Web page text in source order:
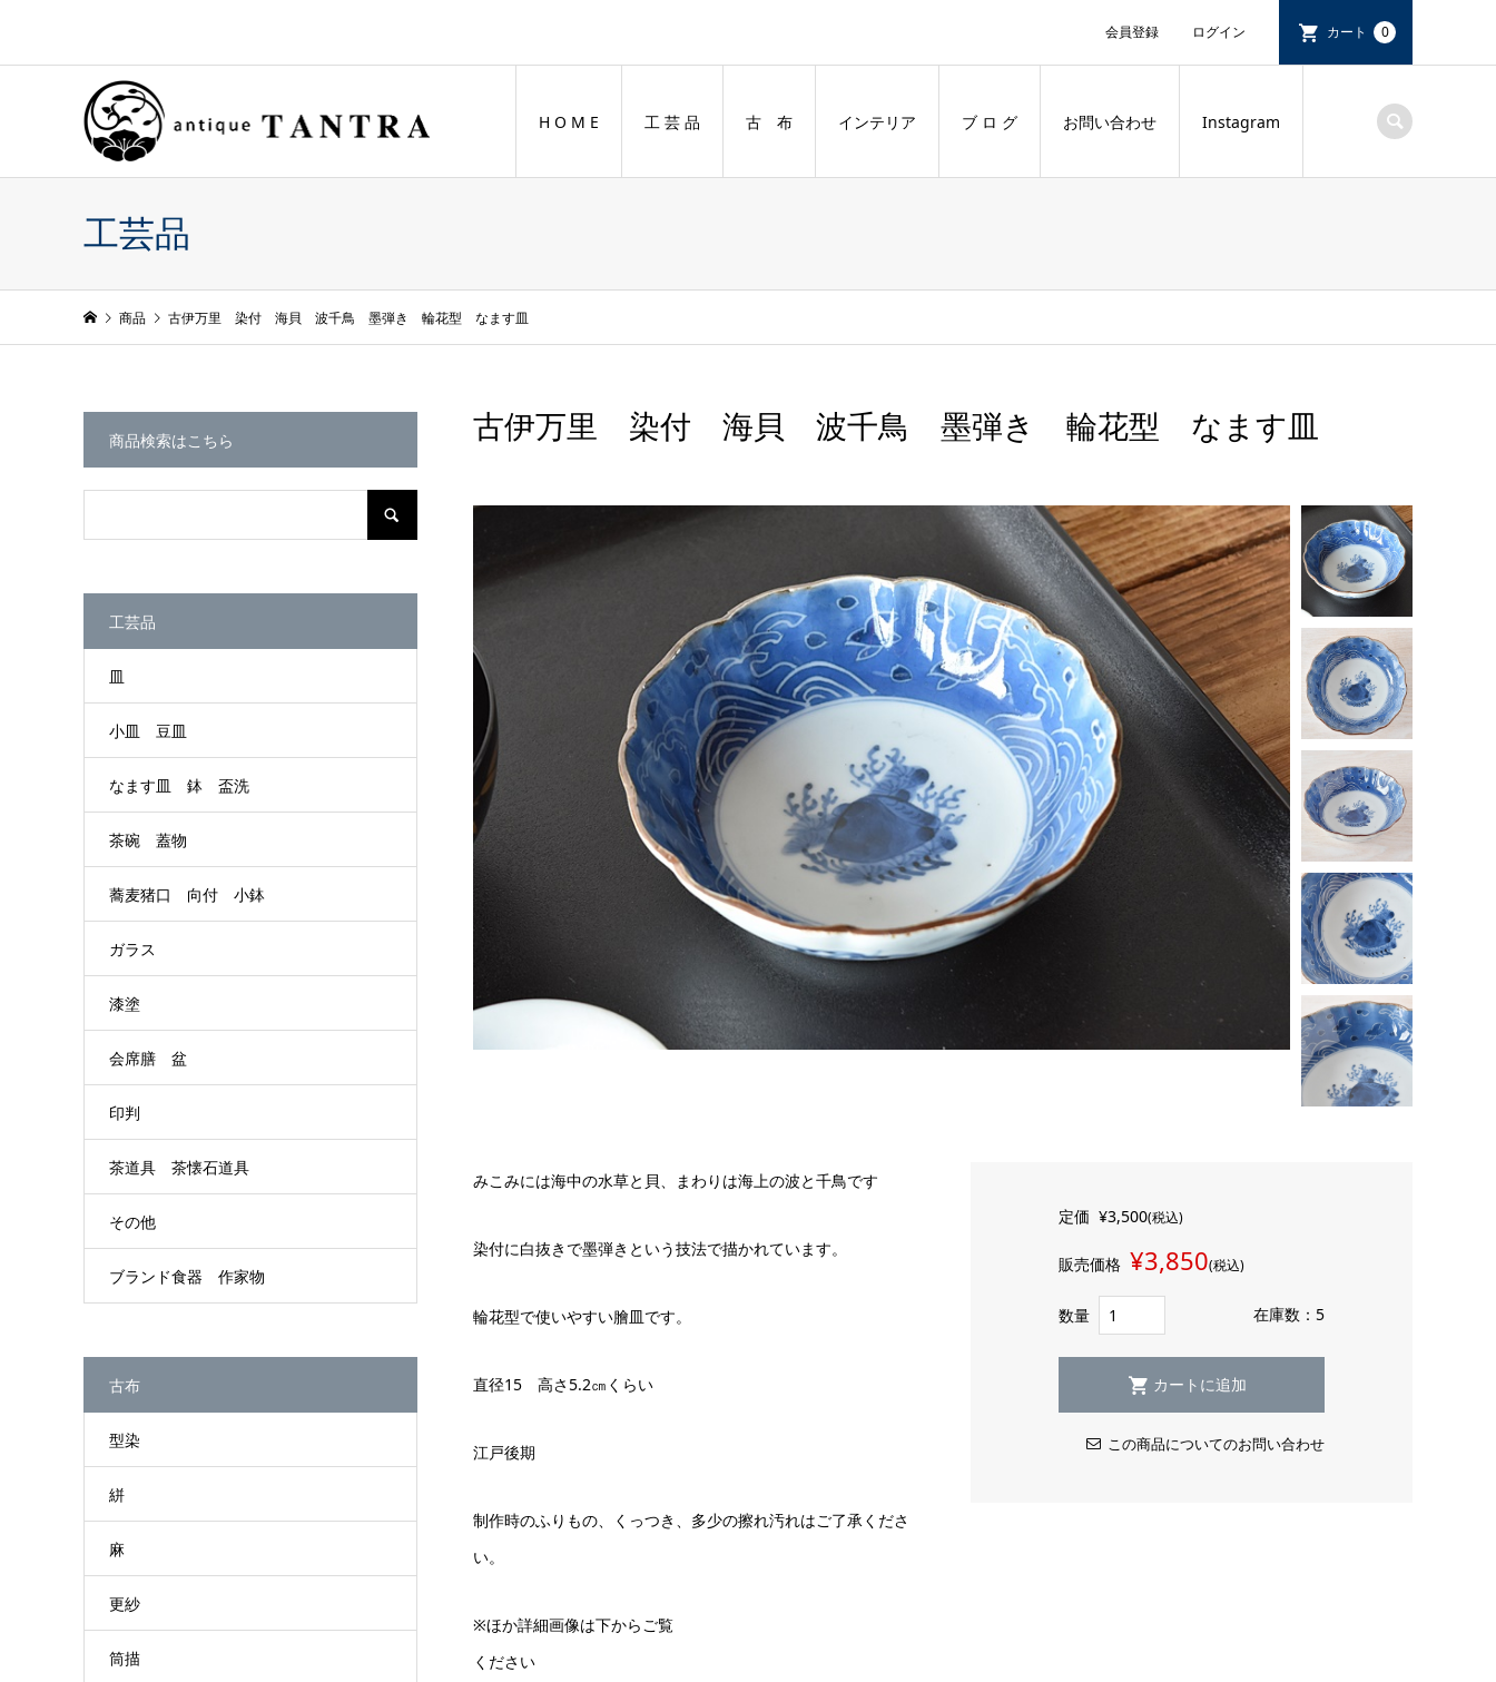
会員登録 ログイン カート 0
H O M E 工 芸 品 古 布 インテリア ブ ロ グ お問い合わせ Instagram
工芸品
商品 古伊万里 染付 海貝 波千鳥 墨弾き 輪花型 なます皿
古伊万里 染付 海貝 波千鳥 墨弾き 輪花型 なます皿
みこみには海中の水草と貝、まわりは海上の波と千鳥です
染付に白抜きで墨弾きという技法で描かれています。
輪花型で使いやすい膾皿です。
直径15 高さ5.2㎝くらい
江戸後期
制作時のふりもの、くっつき、多少の擦れ汚れはご了承くださ
い。
※ほか詳細画像は下からご覧
ください
定価¥3,500(税込)
販売価格 ¥3,850(税込)
数量 在庫数：5
この商品についてのお問い合わせ
商品検索はこちら
工芸品
皿
小皿 豆皿
なます皿 鉢 盃洗
茶碗 蓋物
蕎麦猪口 向付 小鉢
ガラス
漆塗
会席膳 盆
印判
茶道具 茶懐石道具
その他
ブランド食器 作家物
古布
型染
絣
麻
更紗
筒描